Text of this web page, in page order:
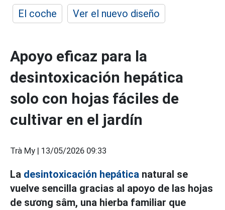
El coche
Ver el nuevo diseño
Apoyo eficaz para la
desintoxicación hepática
solo con hojas fáciles de
cultivar en el jardín
Trà My | 13/05/2026 09:33
La desintoxicación hepática natural se
vuelve sencilla gracias al apoyo de las hojas
de sương sâm, una hierba familiar que